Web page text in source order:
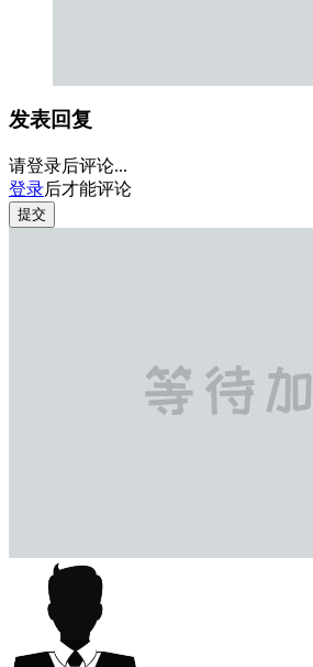
发表回复
请登录后评论...
登录后才能评论
提交